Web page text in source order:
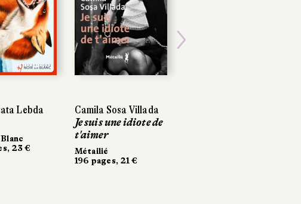
Camila Sosa Villada
Je suis une idiote de
Métailié
196 pages, 21 €
Camila Sosa Villada
Je suis une idiote de
Métailié
196 pages, 21 €
Timothée
Zourabichvili